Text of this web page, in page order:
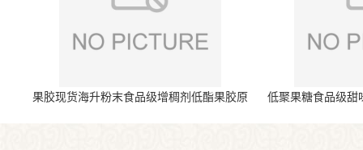
果胶现货海升粉末食品级增稠剂低酯果胶原
低聚果糖食品级甜